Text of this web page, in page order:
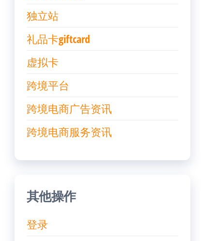
独立站
礼品卡giftcard
虚拟卡
跨境平台
跨境电商广告资讯
跨境电商服务资讯
其他操作
登录